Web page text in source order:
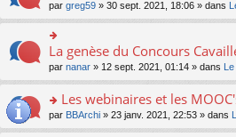
u
s
ré
c
e
nt
lu
pl
u
s
ré
e
nt
e
n
o
n
le
u
s
ré
s
a
e
n
o
n
le
le
m
e
s
a
g
e
n
o
o
n
s
ult
er
le
m
e
s
par greg59 » 30 sept. 2021, 18:06 » dans
n
er
le
m
La genèse du Concours
par nanar » 12 sept. 2021, 01:14 » dans
o
n
Les webinaires et les
par BBArchi » 23 janv. 2021, 22:53 » dans